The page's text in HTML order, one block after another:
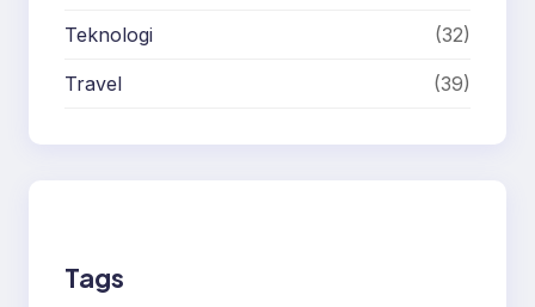
Teknologi (32)
Travel (39)
Tags